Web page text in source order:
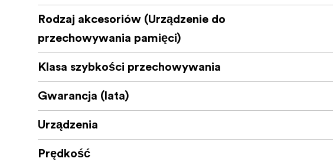
Rodzaj akcesoriów (Urządzenie do
przechowywania pamięci)
Klasa szybkości przechowywania
Gwarancja (lata)
Urządzenia
Prędkość